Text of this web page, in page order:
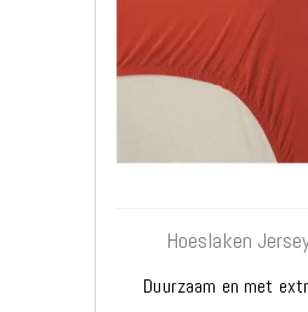
Hoeslaken
Duurzaam en met